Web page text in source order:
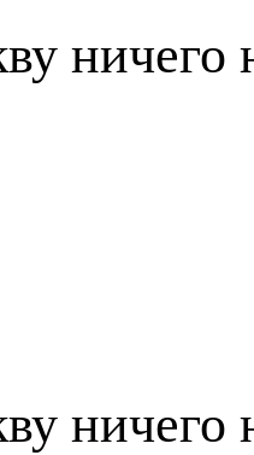
ничего
ничего